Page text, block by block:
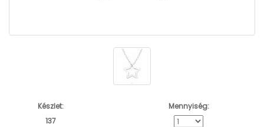
Készlet:
137
Mennyiség: